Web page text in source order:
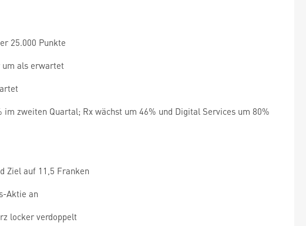
25.000 Punkte
um als erwartet
zweiten Quartal; Rx wächst um 46% und Digital Services um 80%
Ziel auf 11,5 Franken
Aktie an
locker verdoppelt